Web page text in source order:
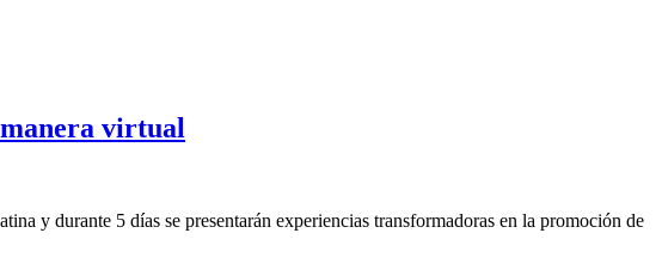
virtual
y durante 5 días se presentarán experiencias transformadoras en la promoción de